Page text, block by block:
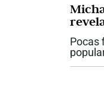
del
Pocas